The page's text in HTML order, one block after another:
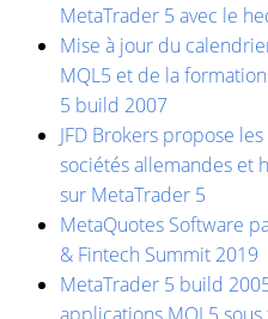
MetaTrader 5 avec le
Mise à jour du
MQL5 et de la
5 build 2007
JFD Brokers propose
sociétés allemandes et
sur MetaTrader 5
MetaQuotes Software
& Fintech Summit 2019
MetaTrader 5 build